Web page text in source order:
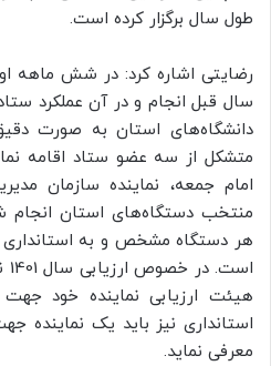
طول سال برگزار کرده است.
سال قبل انجام و در آن عملکرد
دانشگاه‌های استان به صورت
متشکل از سه عضو ستاد اقامه
امام جمعه، نماینده سازمان
منتخب دستگاه‌های استان انجام
هر دستگاه مشخص و به
هیئت ارزیابی نماینده خود جهت
استانداری نیز باید یک نماینده
معرفی نماید.